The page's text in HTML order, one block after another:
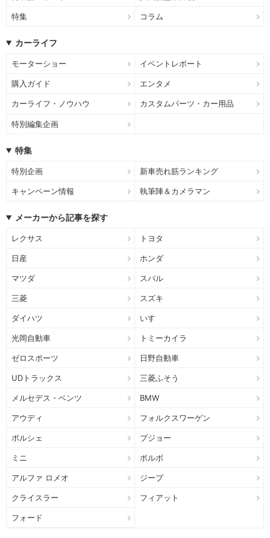
特集 コラム
カーライフ
モーターショー イベントレポート
購入ガイド エンタメ
カーライフ・ノウハウ カスタムパーツ・カー用品
特別編集企画
特集
特別企画 新車売れ筋ランキング
キャンペーン情報 執筆陣＆カメラマン
メーカーから記事を探す
レクサス トヨタ
日産 ホンダ
マツダ スバル
三菱 スズキ
ダイハツ いすゞ
光岡自動車 トミーカイラ
ゼロスポーツ 日野自動車
UDトラックス 三菱ふそう
メルセデス・ベンツ BMW
アウディ フォルクスワーゲン
ポルシェ プジョー
ミニ ボルボ
アルファ ロメオ ジープ
クライスラー フィアット
フォード